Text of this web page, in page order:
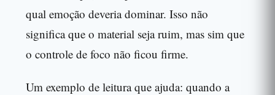
qual emoção deveria dominar. Isso não
significa que o material seja ruim, mas sim que
o controle de foco não ficou firme.
Um exemplo de leitura que ajuda: quando a